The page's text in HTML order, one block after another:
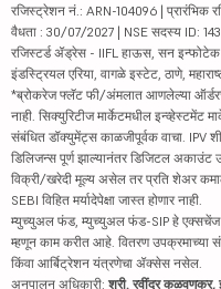
रजिस्ट्रेशन नं.: ARN-104096 | प्रारंभिक
वैधता : 30/07/2027 | NSE सदस्य ID:
रजिस्टर्ड ॲड्रेस - IIFL हाऊस, सन इन्फोटेक
इंडस्ट्रियल एरिया, वागळे इस्टेट, ठाणे,
*ब्रोकरेज फ्लॅट फी/अंमलात आणलेल्या
नाही. सिक्युरिटीज मार्केटमधील इन्व्हेस्टमेंट
संबंधित डॉक्युमेंट्स काळजीपूर्वक वाचा. IPV
डिलिजन्स पूर्ण झाल्यानंतर डिजिटल
विक्री/खरेदी मूल्य असेल तर प्रति शेअर
SEBI विहित मर्यादेपेक्षा जास्त होणार नाही.
म्युच्युअल फंड, म्युच्युअल फंड-SIP हे एक्सचेंज
म्हणून काम करीत आहे. वितरण उपक्रमाच्या
किंवा आर्बिट्रेशन यंत्रणेचा ॲक्सेस नसेल.
अनुपालन अधिकारी: श्री. रवींद्र